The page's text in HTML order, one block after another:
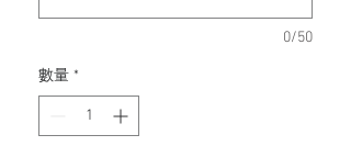
0/50
數量 *